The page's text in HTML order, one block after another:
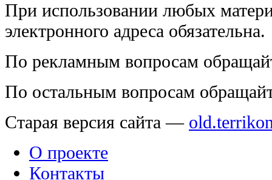
При использовании любых
электронного адреса обязательна.
По рекламным вопросам
По остальным вопросам
Старая версия сайта —
О проекте
Контакты